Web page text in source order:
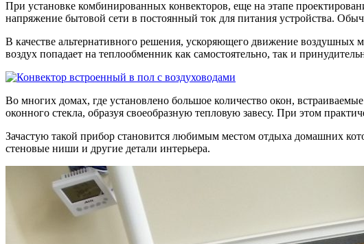
При установке комбинированных конвекторов, еще на этапе
напряжение бытовой сети в постоянный ток для питания устройства.
В качестве альтернативного решения, ускоряющего движение воздушных
воздух попадает на теплообменник как самостоятельно, так и
Во многих домах, где установлено большое количество окон,
оконного стекла, образуя своеобразную тепловую завесу. При этом
Зачастую такой прибор становится любимым местом отдыха домашних
стеновые ниши и другие детали интерьера.